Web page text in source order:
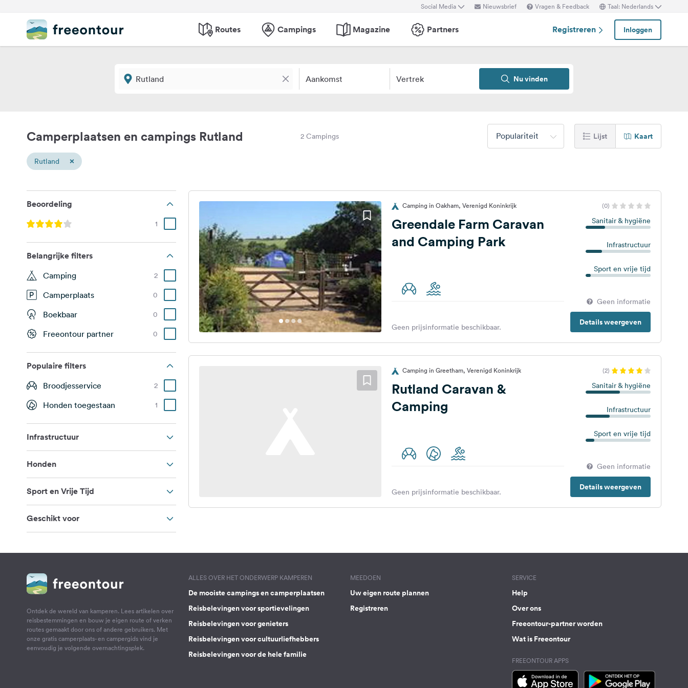
Social Media Nieuwsbrief Vragen & Feedback Taal: Nederlands
Routes Campings Magazine Partners Registreren Inloggen
Aankomst Vertrek Nu vinden
Camperplaatsen en campings Rutland 2 Campings Populariteit Lijst Kaart
Rutland ×
Beoordeling
1
Belangrijke filters
Camping 2
Camperplaats 0
Boekbaar 0
Freeontour partner 0
Populaire filters
Broodjesservice 2
Honden toegestaan 1
Infrastructuur
Honden
Sport en Vrije Tijd
Geschikt voor
Camping in Oakham, Verenigd Koninkrijk (0)
Greendale Farm Caravan
and Camping Park
Sanitair & hygiëne
Infrastructuur
Sport en vrije tijd
Geen informatie
Details weergeven
Geen prijsinformatie beschikbaar.
Camping in Greetham, Verenigd Koninkrijk (2)
Rutland Caravan &
Camping
Sanitair & hygiëne
Infrastructuur
Sport en vrije tijd
Geen informatie
Details weergeven
Geen prijsinformatie beschikbaar.
Ontdek de wereld van kamperen. Lees artikelen over
reisbestemmingen en bouw je eigen route of verken
routes gemaakt door ons of andere gebruikers. Met
onze gratis camperplaats- en campergids vind je
eenvoudig je volgende overnachtingsplek.
ALLES OVER HET ONDERWERP KAMPEREN
De mooiste campings en camperplaatsen
Reisbelevingen voor sportievelingen
Reisbelevingen voor genieters
Reisbelevingen voor cultuurliefhebbers
Reisbelevingen voor de hele familie
MEEDOEN
Uw eigen route plannen
Registreren
SERVICE
Help
Over ons
Freeontour-partner worden
Wat is Freeontour
FREEONTOUR APPS